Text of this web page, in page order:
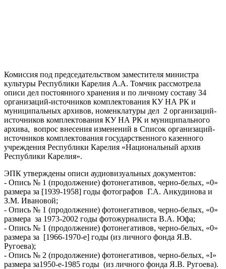
Комиссия под председательством заместителя министра
культуры Республики Карелия А.А. Томчик рассмотрела
описи дел постоянного хранения и по личному составу 34
организаций-источников комплектования КУ НА РК и
муниципальных архивов, номенклатуры дел 2 организаций-
источников комплектования КУ НА РК и муниципального
архива, вопрос внесения изменений в Список организаций-
источников комплектования государственного казенного
учреждения Республики Карелия «Национальный архив
Республики Карелия».
ЭПК утверждены описи аудиовизуальных документов:
- Опись № 1 (продолжение) фотонегативов, черно-белых, «0»
размера за [1939-1958] годы фотографов Г.А. Анкудинова и
З.М. Ивановой;
- Опись № 1 (продолжение) фотонегативов, черно-белых, «0»
размера за 1973-2002 годы фотожурналиста В.А. Юфа;
- Опись № 1 (продолжение) фотонегативов, черно-белых, «0»
размера за [1966-1970-е] годы (из личного фонда Я.В.
Ругоева);
- Опись № 2 (продолжение) фотонегативов, черно-белых, «I»
размера за1950-е-1985 годы (из личного фонда Я.В. Ругоева).